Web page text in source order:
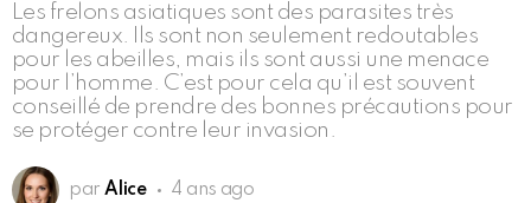
Les frelons asiatiques sont des parasites très
dangereux. Ils sont non seulement redoutables
pour les abeilles, mais ils sont aussi une menace
pour l’homme. C’est pour cela qu’il est souvent
conseillé de prendre des bonnes précautions pour
se protéger contre leur invasion.
par Alice 4 ans ago